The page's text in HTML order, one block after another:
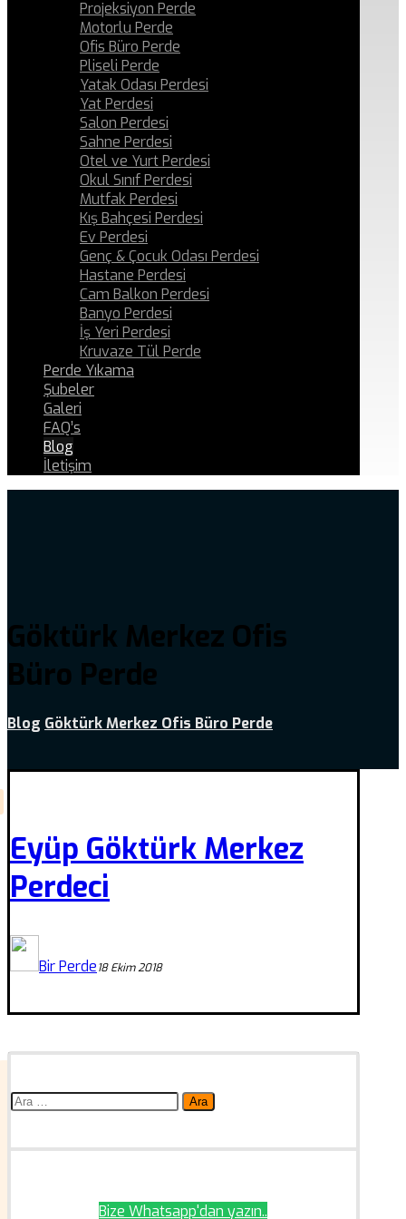
Projeksiyon Perde
Motorlu Perde
Ofis Büro Perde
Pliseli Perde
Yatak Odası Perdesi
Yat Perdesi
Salon Perdesi
Sahne Perdesi
Otel ve Yurt Perdesi
Okul Sınıf Perdesi
Mutfak Perdesi
Kış Bahçesi Perdesi
Ev Perdesi
Genç & Çocuk Odası Perdesi
Hastane Perdesi
Cam Balkon Perdesi
Banyo Perdesi
İş Yeri Perdesi
Kruvaze Tül Perde
Perde Yıkama
Şubeler
Galeri
FAQ’s
Blog
İletişim
Göktürk Merkez Ofis
Büro Perde
Blog Göktürk Merkez Ofis Büro Perde
Eyüp Göktürk Merkez
Perdeci
Bir Perde18 Ekim 2018
Arama:
Bize Whatsapp'dan yazın..